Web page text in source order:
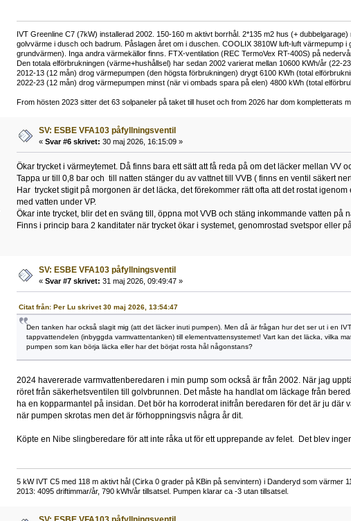
IVT Greenline C7 (7kW) installerad 2002. 150-160 m aktivt borrhål. 2*135 m2 hus (+
golvvärme i dusch och badrum. Påslagen året om i duschen. COOLIX 3810W luft-luft värmepump
grundvärmen). Inga andra värmekällor finns. FTX-ventilation (REC TermoVex RT-400S) på
Den totala elförbrukningen (värme+hushållsel) har sedan 2002 varierat mellan 10600 KWh/år (22-
2012-13 (12 mån) drog värmepumpen (den högsta förbrukningen) drygt 6100 KWh (total
2022-23 (12 mån) drog värmepumpen minst (när vi ombads spara på elen) 4800 kWh (total
From hösten 2023 sitter det 63 solpaneler på taket till huset och from 2026 har dom kompletterats
SV: ESBE VFA103 påfyllningsventil
« Svar #6 skrivet: 30 maj 2026, 16:15:09 »
Ökar trycket i värmeytemet. Då finns bara ett sätt att få reda på om det läcker mellan VV
Tappa ur till 0,8 bar och till natten stänger du av vattnet till VVB ( finns en ventil säkert
Har trycket stigit på morgonen är det läcka, det förekommer rätt ofta att det rostat
med vatten under VP.
Ökar inte trycket, blir det en sväng till, öppna mot VVB och stäng inkommande vatten på
Finns i princip bara 2 kanditater när trycket ökar i systemet, genomrostad svetspor eller
SV: ESBE VFA103 påfyllningsventil
« Svar #7 skrivet: 31 maj 2026, 09:49:47 »
Citat från: Per Lu skrivet 30 maj 2026, 13:54:47
Den tanken har också slagit mig (att det läcker inuti pumpen). Men då är frågan hur det ser ut i en
tappvattendelen (inbyggda varmvattentanken) till elementvattensystemet! Vart kan det läcka, vilka
pumpen som kan börja läcka eller har det börjat rosta hål någonstans?
2024 havererade varmvattenberedaren i min pump som också är från 2002. När jag
röret från säkerhetsventilen till golvbrunnen. Det måste ha handlat om läckage från
ha en kopparmantel på insidan. Det bör ha korroderat inifrån beredaren för det är ju där
när pumpen skrotas men det är förhoppningsvis några år dit.
Köpte en Nibe slingberedare för att inte råka ut för ett upprepande av felet. Det blev
5 kW IVT C5 med 118 m aktivt hål (Cirka 0 grader på KBin på senvintern) i Danderyd som värmer
2013: 4095 driftimmar/år, 790 kWh/år tillsatsel. Pumpen klarar ca -3 utan tillsatsel.